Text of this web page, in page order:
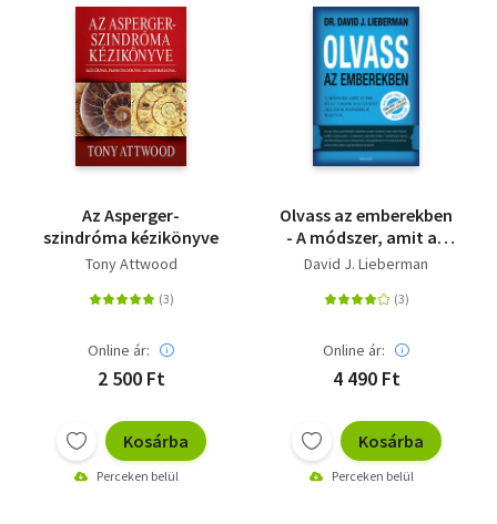
Az Asperger-
szindróma kézikönyve
Tony Attwood
Online ár:
2 500 Ft
Kosárba
Perceken belül
Olvass az emberekben
- A módszer, amit az
FBI és az Amerikai
hadserege alkalmaz
David J. Lieberman
Online ár:
4 490 Ft
Kosárba
Perceken belül